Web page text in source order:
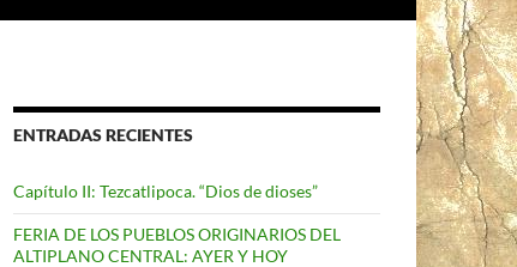
ENTRADAS RECIENTES
Capítulo II: Tezcatlipoca. “Dios de dioses”
FERIA DE LOS PUEBLOS ORIGINARIOS DEL
ALTIPLANO CENTRAL: AYER Y HOY